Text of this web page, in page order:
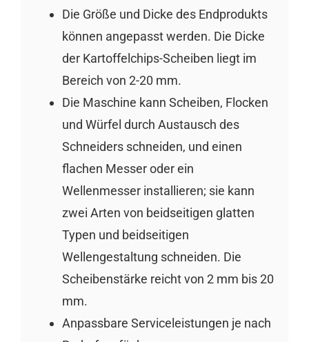
Die Größe und Dicke des Endprodukts
können angepasst werden. Die Dicke
der Kartoffelchips-Scheiben liegt im
Bereich von 2-20 mm.
Die Maschine kann Scheiben, Flocken
und Würfel durch Austausch des
Schneiders schneiden, und einen
flachen Messer oder ein
Wellenmesser installieren; sie kann
zwei Arten von beidseitigen glatten
Typen und beidseitigen
Wellengestaltung schneiden. Die
Scheibenstärke reicht von 2 mm bis 20
mm.
Anpassbare Serviceleistungen je nach